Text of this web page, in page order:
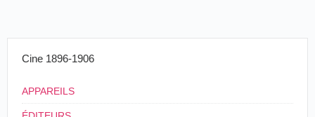
Cine 1896-1906
APPAREILS